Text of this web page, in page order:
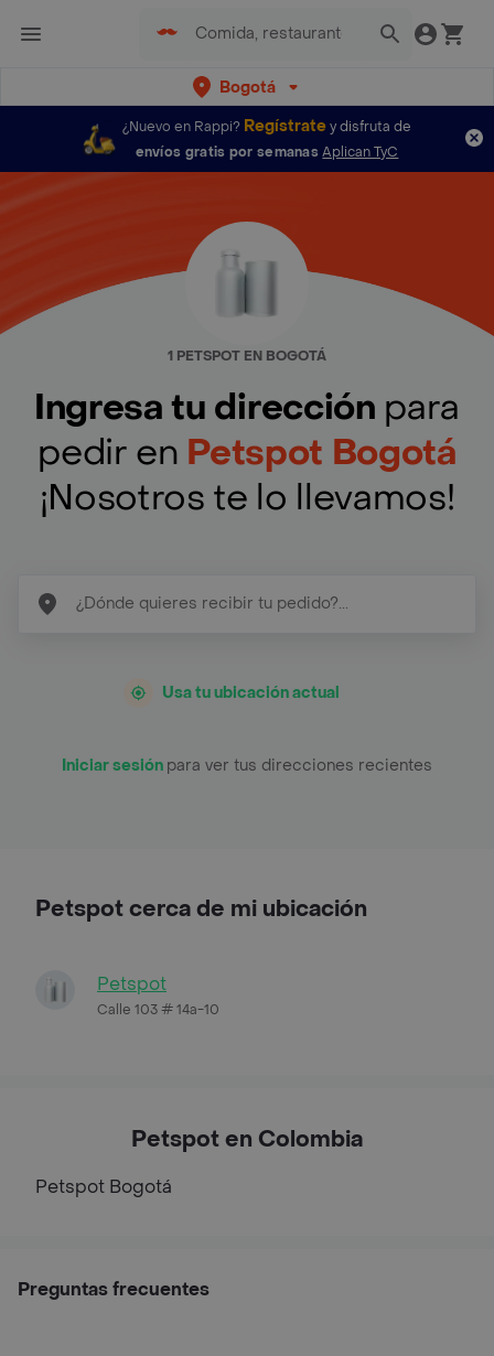
Bogotá
¿Nuevo en Rappi? Regístratey disfruta de
envíos gratis por semanas Aplican TyC
1 PETSPOT EN BOGOTÁ
Ingresa tu dirección para
pedir en Petspot Bogotá
¡Nosotros te lo llevamos!
Usa tu ubicación actual
Iniciar sesión para ver tus direcciones recientes
Petspot cerca de mi ubicación
Petspot
Calle 103 # 14a-10
Petspot en Colombia
Petspot Bogotá
Preguntas frecuentes